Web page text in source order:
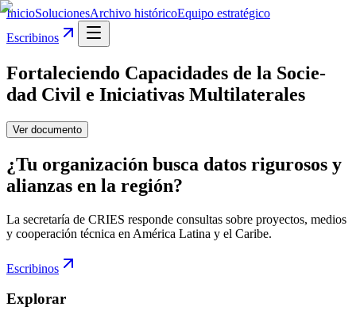
InicioSolucionesArchivo históricoEquipo estratégico
Escribinos
Fortaleciendo Capacidades de la Socie-
dad Civil e Iniciativas Multilaterales
Ver documento
¿Tu organización busca datos rigurosos y
alianzas en la región?
La secretaría de CRIES responde consultas sobre proyectos, medios
y cooperación técnica en América Latina y el Caribe.
Escribinos
Explorar